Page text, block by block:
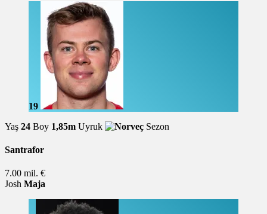
19
Yaş 24 Boy 1,85m Uyruk Sezon
Santrafor
7.00 mil. €
Josh Maja